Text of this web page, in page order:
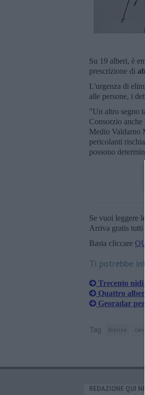
Su 19 alberi, è
prescrizione di
L'urgenza di
alle persone, i
"Un altro segno
Consorzio
Medio Valdarno
pericolanti
possono
Se vuoi leggere
Arriva gratis tutti
Basta cliccare QUI
Ti potrebbe
Trecento
Quattro
​Georadar
Tag firenze
REDAZIONE QUI